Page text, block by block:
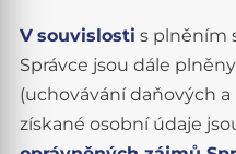
V souvislosti s plněním
Správce jsou dále plněny
(uchovávání daňových
získané osobní údaje